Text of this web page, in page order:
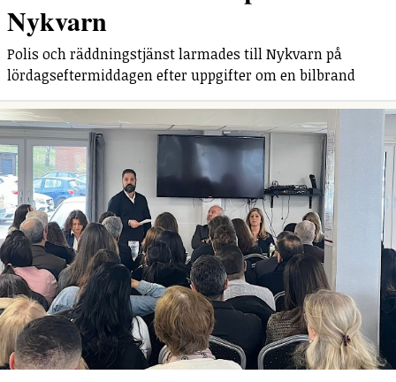
Nykvarn
Polis och räddningstjänst larmades till Nykvarn på
lördagseftermiddagen efter uppgifter om en bilbrand